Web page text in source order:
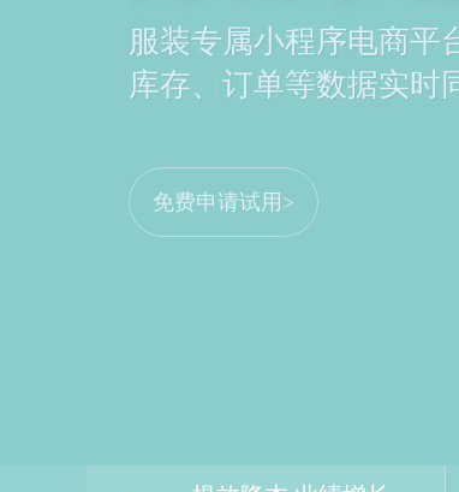
进销存+会员+收银+私
服装门店管理提效+业
申请免费试用>